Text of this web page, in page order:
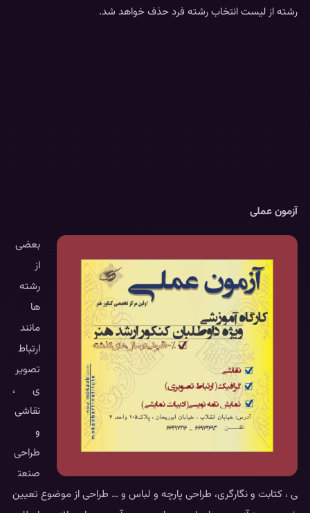
رشته از لیست انتخاب رشته فرد حذف خواهد شد.
آزمون عملی
بعضی
از
رشته
ها
مانند
ارتباط
تصویر
ی ،
نقاشی
و
طراحی
صنعت
ی ، کتابت و نگارگری، طراحی پارچه و لباس و … طراحی از موضوع تعیین